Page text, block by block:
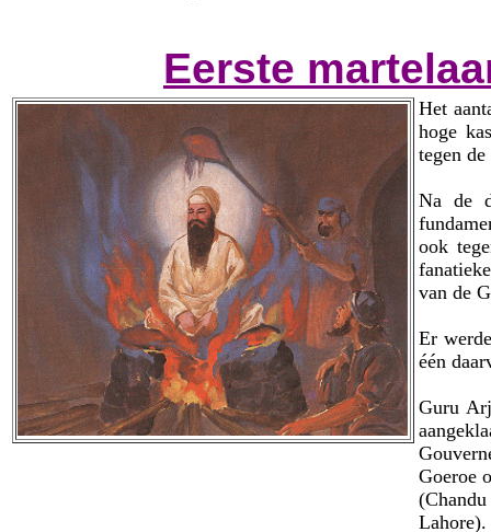
Eerste
Het
hoge
tegen
Na de
ook
van de
Er
één
Guru
Goeroe
Lahore).